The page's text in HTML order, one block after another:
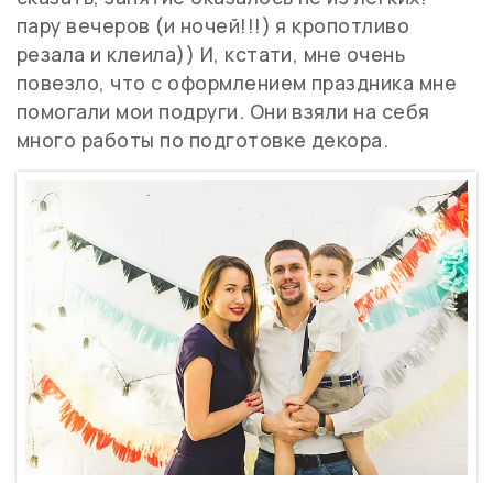
пару вечеров (и ночей!!!) я кропотливо
резала и клеила)) И, кстати, мне очень
повезло, что с оформлением праздника мне
помогали мои подруги. Они взяли на себя
много работы по подготовке декора.